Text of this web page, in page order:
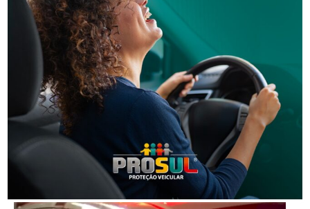
Segurança
Homem é preso por descumprir medida protetiva
em Urussanga